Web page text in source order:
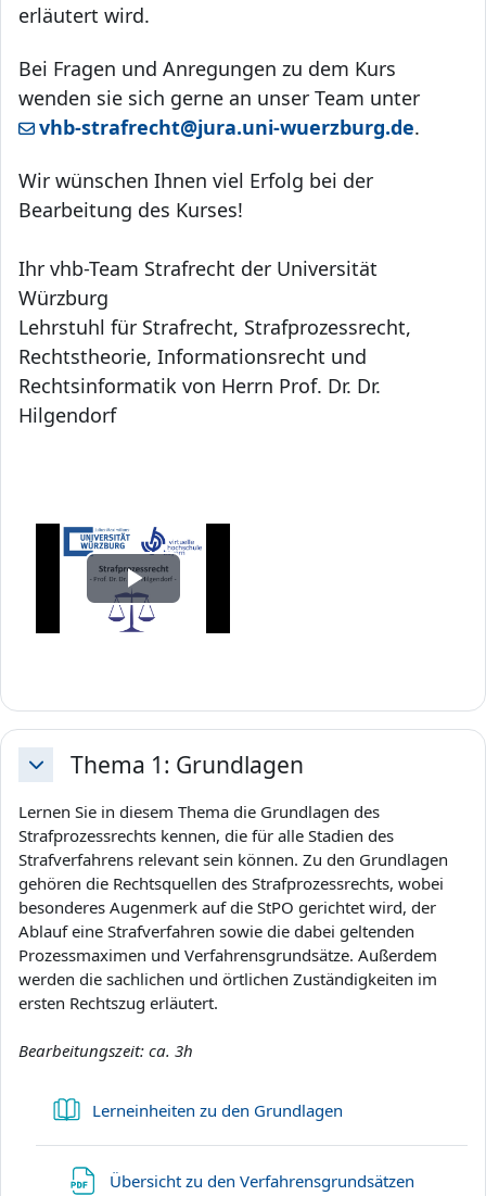
erläutert wird.
Bei Fragen und Anregungen zu dem Kurs
wenden sie sich gerne an unser Team unter
vhb-strafrecht@jura.uni-wuerzburg.de.
Wir wünschen Ihnen viel Erfolg bei der
Bearbeitung des Kurses!
Ihr vhb-Team Strafrecht der Universität
Würzburg
Lehrstuhl für Strafrecht, Strafprozessrecht,
Rechtstheorie, Informationsrecht und
Rechtsinformatik von Herrn Prof. Dr. Dr.
Hilgendorf
V
a
b
s
p
i
l
EinklappenThema 1: Grundlagen
Lernen Sie in diesem Thema die Grundlagen des
Strafprozessrechts kennen, die für alle Stadien des
Strafverfahrens relevant sein können. Zu den Grundlagen
gehören die Rechtsquellen des Strafprozessrechts, wobei
besonderes Augenmerk auf die StPO gerichtet wird, der
Ablauf eine Strafverfahren sowie die dabei geltenden
Prozessmaximen und Verfahrensgrundsätze. Außerdem
werden die sachlichen und örtlichen Zuständigkeiten im
ersten Rechtszug erläutert.
Bearbeitungszeit: ca. 3h
Lerneinheiten zu den Grundlagen
Übersicht zu den Verfahrensgrundsätzen